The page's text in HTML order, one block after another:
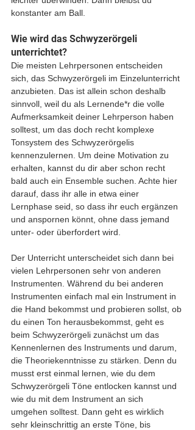
konstanter am Ball.
Wie wird das Schwyzerörgeli
unterrichtet?
Die meisten Lehrpersonen entscheiden
sich, das Schwyzerörgeli im Einzelunterricht
anzubieten. Das ist allein schon deshalb
sinnvoll, weil du als Lernende*r die volle
Aufmerksamkeit deiner Lehrperson haben
solltest, um das doch recht komplexe
Tonsystem des Schwyzerörgelis
kennenzulernen. Um deine Motivation zu
erhalten, kannst du dir aber schon recht
bald auch ein Ensemble suchen. Achte hier
darauf, dass ihr alle in etwa einer
Lernphase seid, so dass ihr euch ergänzen
und anspornen könnt, ohne dass jemand
unter- oder überfordert wird.
Der Unterricht unterscheidet sich dann bei
vielen Lehrpersonen sehr von anderen
Instrumenten. Während du bei anderen
Instrumenten einfach mal ein Instrument in
die Hand bekommst und probieren sollst, ob
du einen Ton herausbekommst, geht es
beim Schwyzerörgeli zunächst um das
Kennenlernen des Instruments und darum,
die Theoriekenntnisse zu stärken. Denn du
musst erst einmal lernen, wie du dem
Schwyzerörgeli Töne entlocken kannst und
wie du mit dem Instrument an sich
umgehen solltest. Dann geht es wirklich
sehr kleinschrittig an erste Töne, bis